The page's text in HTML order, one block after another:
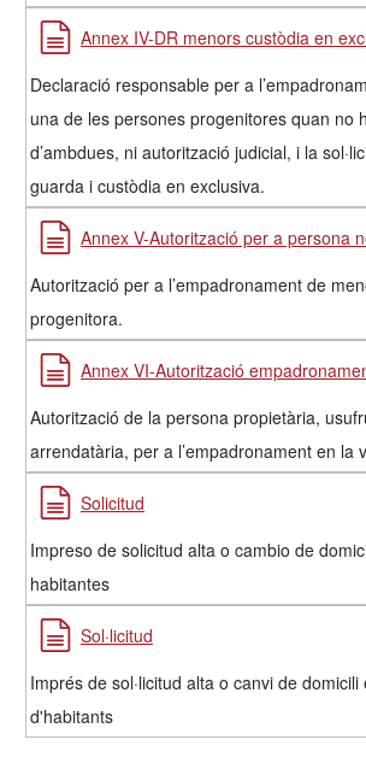
Annex IV-DR menors custòdia en
Declaració responsable per a
una de les persones progenitores quan no
d’ambdues, ni autorització judicial, i la
guarda i custòdia en exclusiva.
Annex V-Autorització per a persona
Autorització per a l’empadronament de
progenitora.
Annex VI-Autorització
Autorització de la persona propietària,
arrendatària, per a l’empadronament en la
Solicitud
Impreso de solicitud alta o cambio de
habitantes
Sol·licitud
Imprés de sol·licitud alta o canvi de domicili
d'habitants